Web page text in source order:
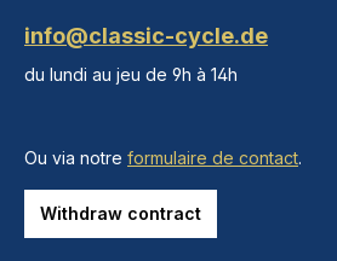
info@classic-cycle.de
du lundi au jeu de 9h à 14h
Ou via notre formulaire de contact.
Withdraw contract